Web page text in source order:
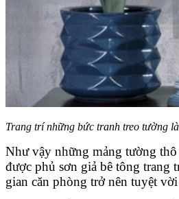
Trang trí những bức tranh treo tường
Như vậy những mảng tường
được phủ sơn giả bê tông trang
gian căn phòng trở nên tuyệt